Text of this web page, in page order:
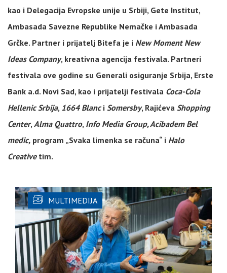
kao i Delegacija Evropske unije u Srbiji, Gete Institut,
Ambasada Savezne Republike Nemačke i Ambasada
Grčke. Partner i prijatelj Bitefa je i New Moment New
Ideas Company, kreativna agencija festivala. Partneri
festivala ove godine su Generali osiguranje Srbija, Erste
Bank a.d. Novi Sad, kao i prijatelji festivala Coca-Cola
Hellenic Srbija, 1664 Blanci Somersby, Rajićeva Shopping
Center, Alma Quattro, Info Media Group, Acibadem Bel
medic, program „Svaka limenka se računa“ i Halo
Creativetim.
MULTIMEDIJA